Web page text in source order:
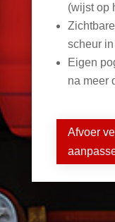
(wijst op
scheur
Eigen
na meer
Afvoer